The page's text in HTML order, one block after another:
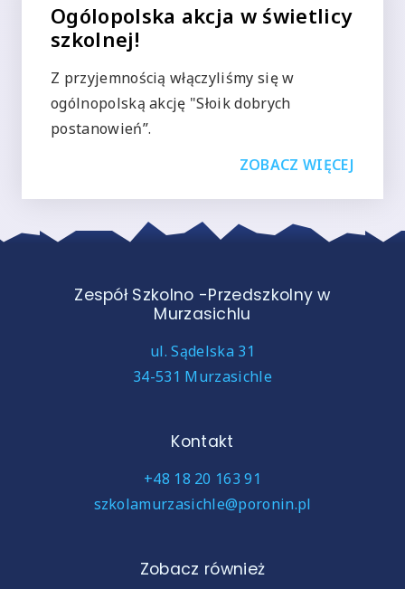
Ogólopolska akcja w świetlicy
szkolnej!
Z przyjemnością włączyliśmy się w
ogólnopolską akcję "Słoik dobrych
postanowień”.
ZOBACZ WIĘCEJ
Zespół Szkolno -Przedszkolny w
Murzasichlu
ul. Sądelska 31
34-531 Murzasichle
Kontakt
+48 18 20 163 91
szkolamurzasichle@poronin.pl
Zobacz również